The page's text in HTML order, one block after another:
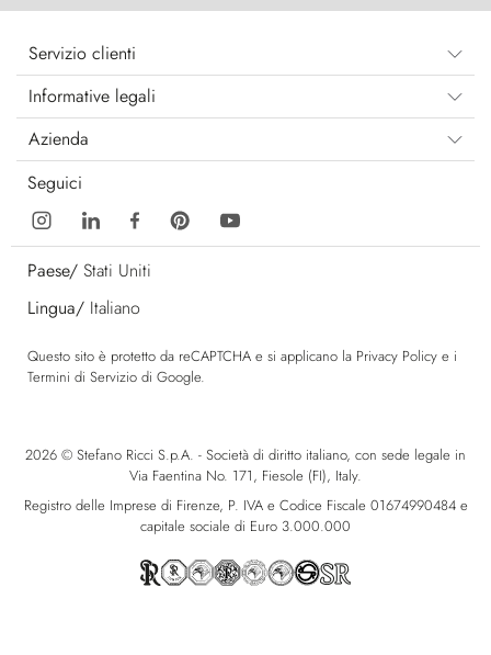
Servizio clienti
Informative legali
Azienda
Seguici
Paese/ Stati Uniti
Lingua/ Italiano
Questo sito è protetto da reCAPTCHA e si applicano la Privacy Policy e i
Termini di Servizio di Google.
2026 © Stefano Ricci S.p.A. - Società di diritto italiano, con sede legale in
Via Faentina No. 171, Fiesole (FI), Italy.
Registro delle Imprese di Firenze, P. IVA e Codice Fiscale 01674990484 e
capitale sociale di Euro 3.000.000